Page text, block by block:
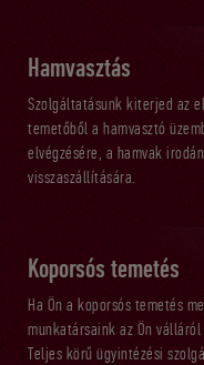
Hamvasztás
Szolgáltatásunk kiterjed az
temetőből a hamvasztó
elvégzésére, a hamvak
visszaszállítására.
Koporsós temetés
Ha Ön a koporsós temetés
munkatársaink az Ön
Teljes körű ügyintézési